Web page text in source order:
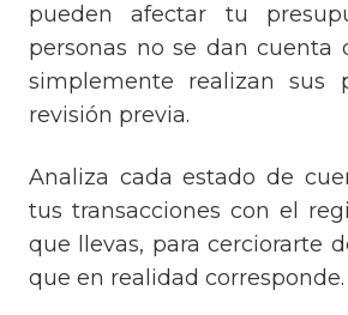
pueden afectar tu
personas no se dan cuenta
simplemente realizan sus
revisión previa.
Analiza cada estado de
tus transacciones con el
que llevas, para cerciorarte
que en realidad corresponde.